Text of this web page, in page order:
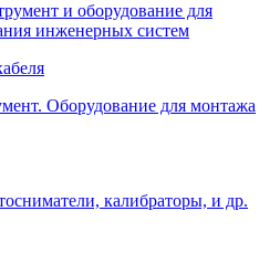
и оборудование для
инженерных систем
Оборудование для монтажа
калибраторы, и др.